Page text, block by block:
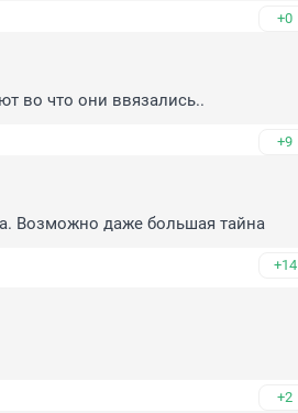
+0
во что они ввязались..
+9
Возможно даже большая тайна
+14
+2